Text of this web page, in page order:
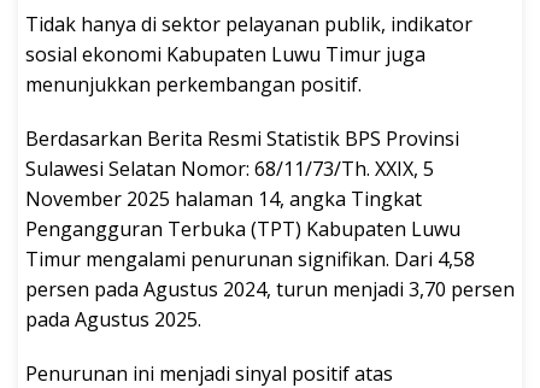
Tidak hanya di sektor pelayanan publik, indikator
sosial ekonomi Kabupaten Luwu Timur juga
menunjukkan perkembangan positif.
Berdasarkan Berita Resmi Statistik BPS Provinsi
Sulawesi Selatan Nomor: 68/11/73/Th. XXIX, 5
November 2025 halaman 14, angka Tingkat
Pengangguran Terbuka (TPT) Kabupaten Luwu
Timur mengalami penurunan signifikan. Dari 4,58
persen pada Agustus 2024, turun menjadi 3,70 persen
pada Agustus 2025.
Penurunan ini menjadi sinyal positif atas